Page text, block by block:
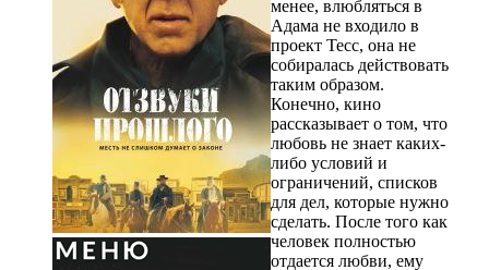
менее, влюбляться в
Адама не входило в
проект Тесс, она не
собиралась действовать
таким образом.
Конечно, кино
рассказывает о том, что
любовь не знает каких-
либо условий и
ограничений, списков
для дел, которые нужно
сделать. После того как
человек полностью
отдается любви, ему